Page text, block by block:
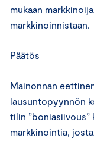
mukaan
markkinoinnistaan.
Päätös
Mainonnan
lausuntopyynnön
tilin ”boniasiivous”
markkinointia,